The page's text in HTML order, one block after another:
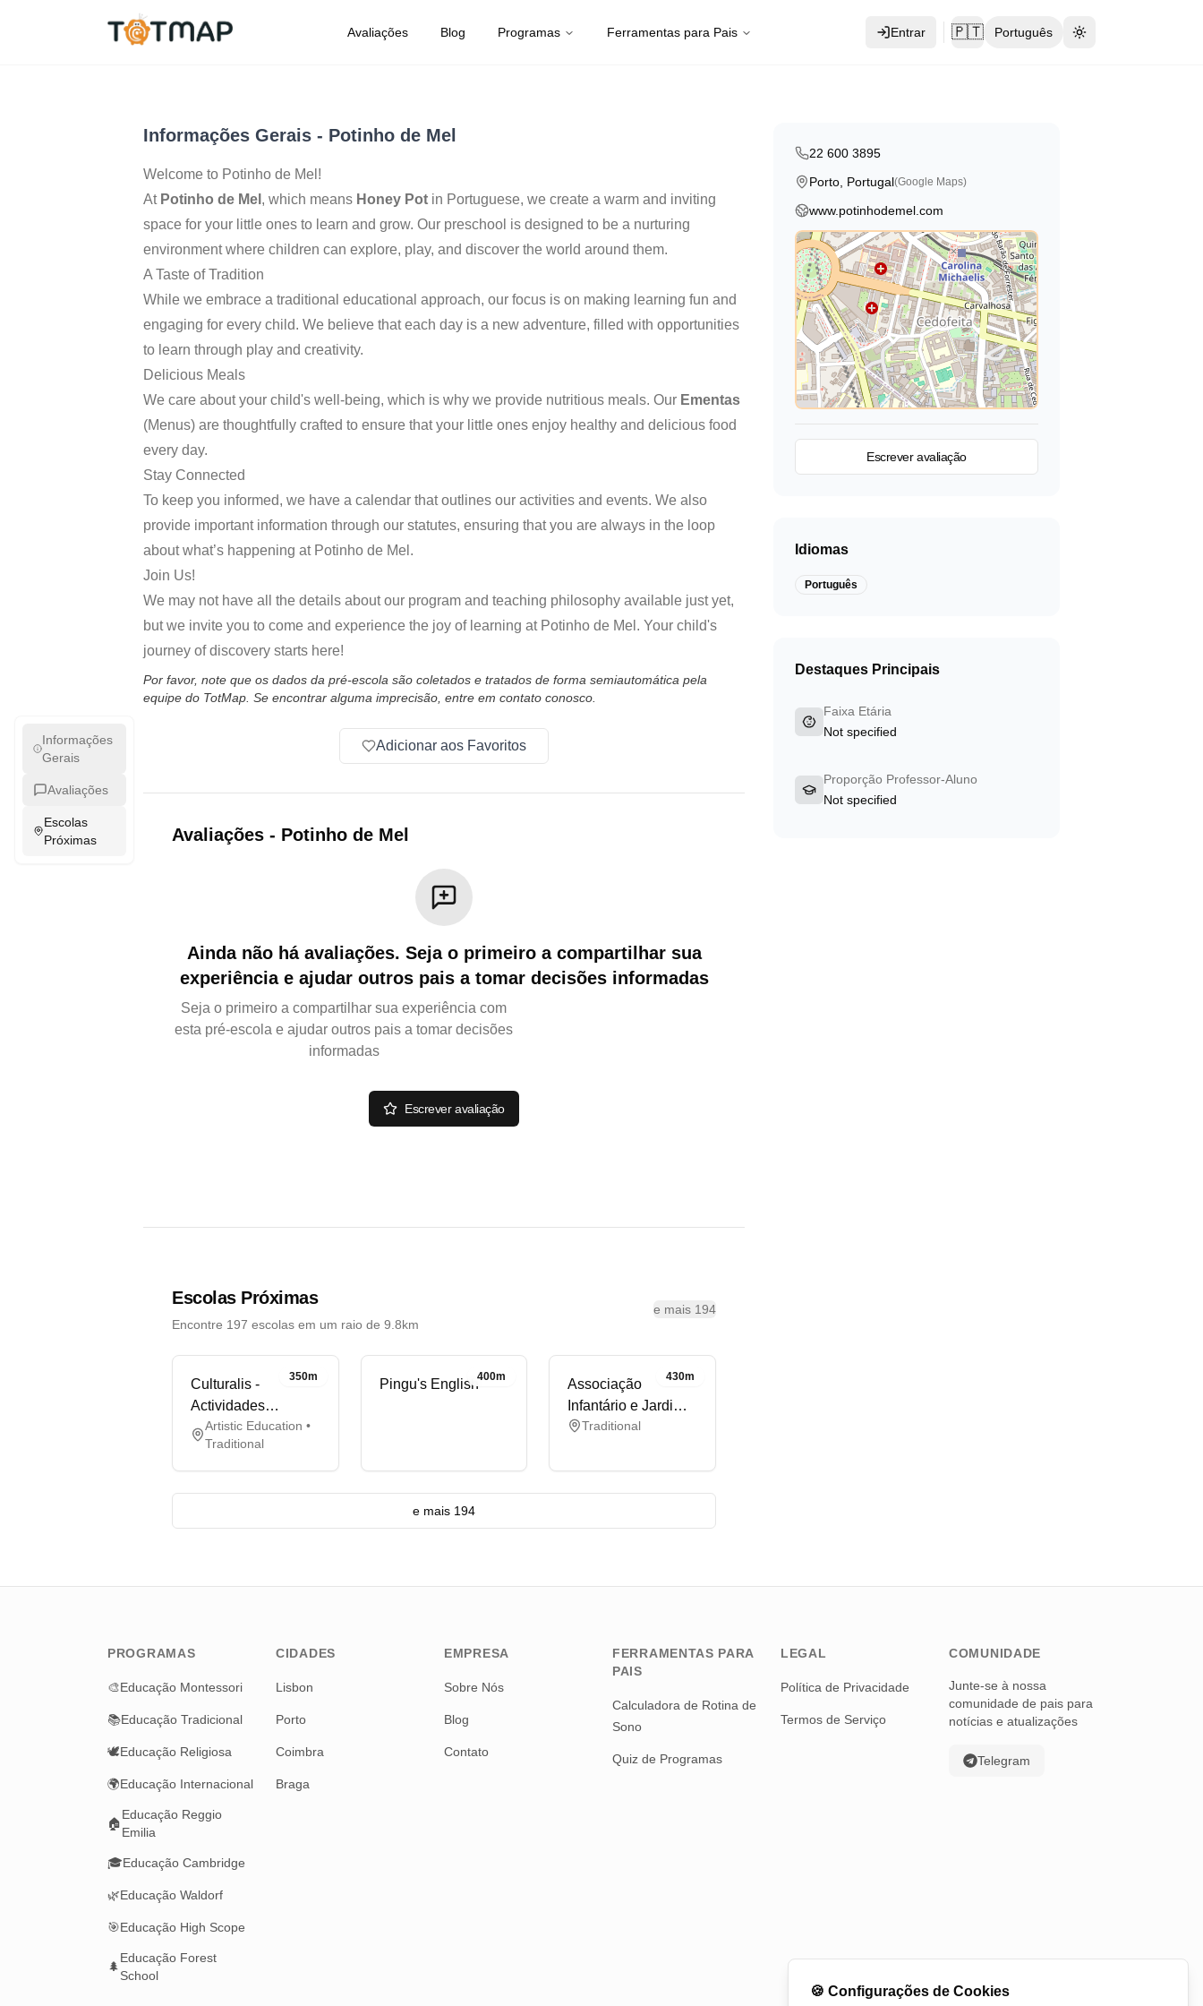
Avaliações Blog Programas Ferramentas para Pais Entrar 🇵🇹 Português
Toggle theme
5.0
Informações
Gerais
Avaliações
Escolas
Próximas
Informações Gerais - Potinho de Mel
Welcome to Potinho de Mel!
At Potinho de Mel , which means Honey Pot in Portuguese, we create a warm and inviting
space for your little ones to learn and grow. Our preschool is designed to be a nurturing
environment where children can explore, play, and discover the world around them.
A Taste of Tradition
While we embrace a traditional educational approach, our focus is on making learning fun and
engaging for every child. We believe that each day is a new adventure, filled with opportunities
to learn through play and creativity.
Delicious Meals
We care about your child's well-being, which is why we provide nutritious meals. Our Ementas
(Menus) are thoughtfully crafted to ensure that your little ones enjoy healthy and delicious food
every day.
Stay Connected
To keep you informed, we have a calendar that outlines our activities and events. We also
provide important information through our statutes, ensuring that you are always in the loop
about what’s happening at Potinho de Mel.
Join Us!
We may not have all the details about our program and teaching philosophy available just yet,
but we invite you to come and experience the joy of learning at Potinho de Mel. Your child's
journey of discovery starts here!
Por favor, note que os dados da pré-escola são coletados e tratados de forma semiautomática pela
equipe do TotMap. Se encontrar alguma imprecisão, entre em contato conosco.
Adicionar aos Favoritos
Avaliações - Potinho de Mel
Ainda não há avaliações. Seja o primeiro a compartilhar sua
experiência e ajudar outros pais a tomar decisões informadas
Seja o primeiro a compartilhar sua experiência com
esta pré-escola e ajudar outros pais a tomar decisões
informadas
Escrever avaliação
Escolas Próximas
Encontre 197 escolas em um raio de 9.8km
e mais 194
350m
Culturalis -
Actividades
Pedagogicas E
Culturais, Lda.
Artistic Education •
Traditional
400m
Pingu's English 430m
Associação
Infantário e Jardim
de Infância Carolina
Traditional
e mais 194
22 600 3895
Porto, Portugal(Google Maps)
www.potinhodemel.com
Escrever avaliação
Idiomas
Português
Destaques Principais
Faixa Etária
Not specified
Proporção Professor-Aluno
Not specified
PROGRAMAS
🎨Educação Montessori
📚Educação Tradicional
🕊️Educação Religiosa
🌍Educação Internacional
🏠
Educação Reggio
Emilia
🎓Educação Cambridge
🌿Educação Waldorf
🎯Educação High Scope
🌲
Educação Forest
School
CIDADES
Lisbon
Porto
Coimbra
Braga
EMPRESA
Sobre Nós
Blog
Contato
FERRAMENTAS PARA
PAIS
Calculadora de Rotina de
Sono
Quiz de Programas
LEGAL
Política de Privacidade
Termos de Serviço
COMUNIDADE
Junte-se à nossa
comunidade de pais para
notícias e atualizações
Telegram
🍪 Configurações de Cookies